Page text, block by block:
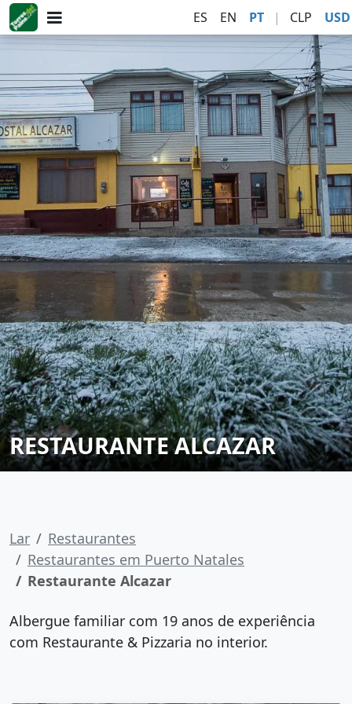
ES EN PT | CLP USD
RESTAURANTE ALCAZAR
Lar
Restaurantes
Restaurantes em Puerto Natales
Restaurante Alcazar
Albergue familiar com 19 anos de experiência
com Restaurante & Pizzaria no interior.